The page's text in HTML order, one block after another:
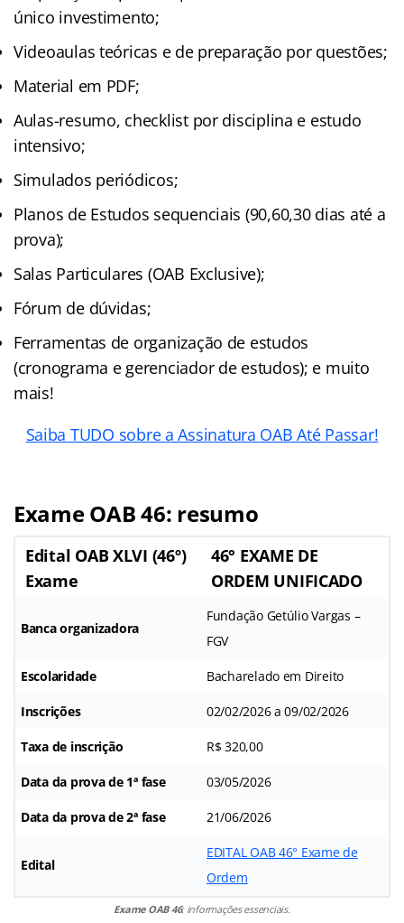
único investimento;
Videoaulas teóricas e de preparação por questões;
Material em PDF;
Aulas-resumo, checklist por disciplina e estudo
intensivo;
Simulados periódicos;
Planos de Estudos sequenciais (90,60,30 dias até a
prova);
Salas Particulares (OAB Exclusive);
Fórum de dúvidas;
Ferramentas de organização de estudos
(cronograma e gerenciador de estudos); e muito
mais!
Saiba TUDO sobre a Assinatura OAB Até Passar!
Exame OAB 46: resumo
Edital OAB XLVI (46º)
Exame
46° EXAME DE
ORDEM UNIFICADO
Banca organizadora
Fundação Getúlio Vargas –
FGV
Escolaridade Bacharelado em Direito
Inscrições 02/02/2026 a 09/02/2026
Taxa de inscrição R$ 320,00
Data da prova de 1ª fase 03/05/2026
Data da prova de 2ª fase 21/06/2026
Edital
EDITAL OAB 46° Exame de
Ordem
Exame OAB 46: informações essenciais.